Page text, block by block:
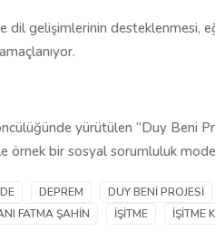
dil gelişimlerinin desteklenmesi,
yürütülen “Duy Beni
örnek bir sosyal sorumluluk
DEPREM DUY BENI PROJESI
FATMA ŞAHIN
İŞITME İŞITME